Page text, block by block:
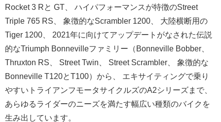
Rocket 3 Rと GT、 ハイパフォーマンスが特徴のStreet
Triple 765 RS、 象徴的なScrambler 1200、 大陸横断用の
Tiger 1200、 2021年に向けてアップデートがなされた伝説
的なTriumph Bonnevilleファミリー（Bonneville Bobber、
Thruxton RS、 Street Twin、 Street Scrambler、 象徴的な
Bonneville T120とT100）から、 エキサイティングで乗り
やすいトライアンフモータサイクルズのA2シリーズまで、
あらゆるライダーのニーズを満たす幅広い種類のバイクを
生み出し ています。